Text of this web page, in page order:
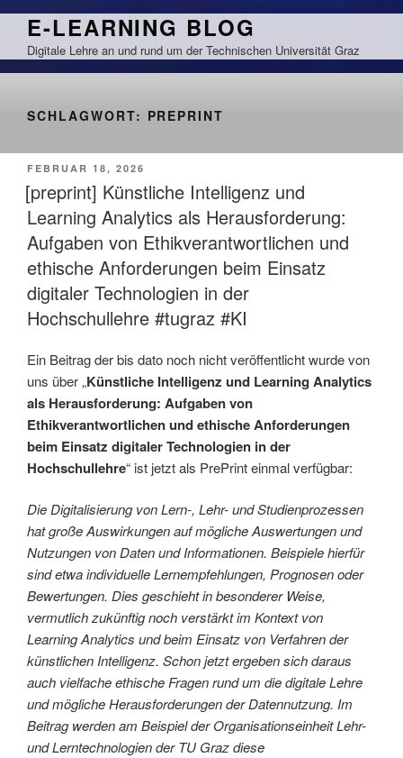
Zum
springen
E-LEARNING BLOG
Digitale Lehre an und rund um der Technischen Universität Graz
SCHLAGWORT: PREPRINT
VERÖFFENTLICHT
AM
FEBRUAR 18, 2026
[preprint] Künstliche Intelligenz und
Learning Analytics als Herausforderung:
Aufgaben von Ethikverantwortlichen und
ethische Anforderungen beim Einsatz
digitaler Technologien in der
Hochschullehre #tugraz #KI
Ein Beitrag der bis dato noch nicht veröffentlicht wurde von
uns über „Künstliche Intelligenz und Learning Analytics
als Herausforderung: Aufgaben von
Ethikverantwortlichen und ethische Anforderungen
beim Einsatz digitaler Technologien in der
Hochschullehre“ ist jetzt als PrePrint einmal verfügbar:
Die Digitalisierung von Lern-, Lehr- und Studienprozessen
hat große Auswirkungen auf mögliche Auswertungen und
Nutzungen von Daten und Informationen. Beispiele hierfür
sind etwa individuelle Lernempfehlungen, Prognosen oder
Bewertungen. Dies geschieht in besonderer Weise,
vermutlich zukünftig noch verstärkt im Kontext von
Learning Analytics und beim Einsatz von Verfahren der
künstlichen Intelligenz. Schon jetzt ergeben sich daraus
auch vielfache ethische Fragen rund um die digitale Lehre
und mögliche Herausforderungen der Datennutzung. Im
Beitrag werden am Beispiel der Organisationseinheit Lehr-
und Lerntechnologien der TU Graz diese